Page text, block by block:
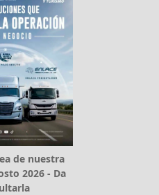
de nuestra
2026 - Da